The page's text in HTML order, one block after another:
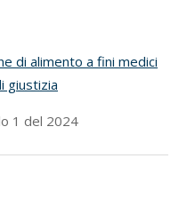
di alimento a fini medici
giustizia
1 del 2024